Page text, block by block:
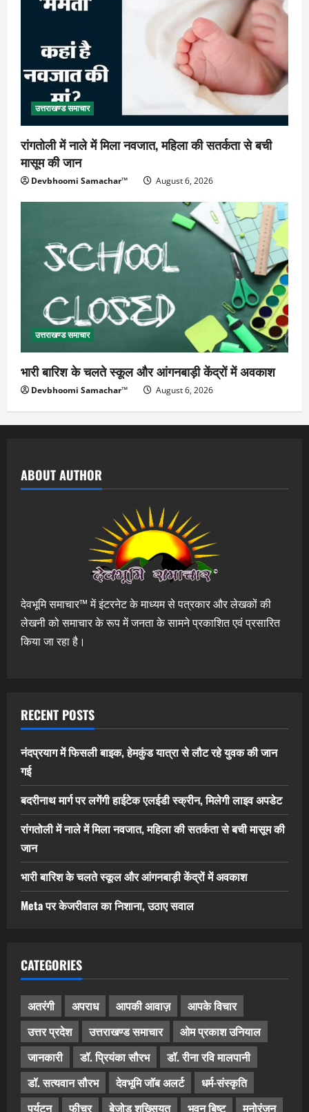
उत्तराखण्ड समाचार
रांगतोली में नाले में मिला नवजात, महिला की सतर्कता से बची
मासूम की जान
Devbhoomi Samachar™ August 6, 2026
उत्तराखण्ड समाचार
भारी बारिश के चलते स्कूल और आंगनबाड़ी केंद्रों में अवकाश
Devbhoomi Samachar™ August 6, 2026
ABOUT AUTHOR
देवभूमि समाचार™ में इंटरनेट के माध्यम से पत्रकार और लेखकों की
लेखनी को समाचार के रूप में जनता के सामने प्रकाशित एवं प्रसारित
किया जा रहा है।
RECENT POSTS
नंदप्रयाग में फिसली बाइक, हेमकुंड यात्रा से लौट रहे युवक की जान
गई
बदरीनाथ मार्ग पर लगेंगी हाईटेक एलईडी स्क्रीन, मिलेगी लाइव अपडेट
रांगतोली में नाले में मिला नवजात, महिला की सतर्कता से बची मासूम की
जान
भारी बारिश के चलते स्कूल और आंगनबाड़ी केंद्रों में अवकाश
Meta पर केजरीवाल का निशाना, उठाए सवाल
CATEGORIES
अतरंगी अपराध आपकी आवाज़
आपके विचार
उत्तर प्रदेश
उत्तराखण्ड समाचार
ओम प्रकाश उनियाल
जानकारी
डॉ. प्रियंका सौरभ
डॉ. रीना रवि मालपानी
डॉ. सत्यवान सौरभ
देवभूमि जॉब अलर्ट
धर्म-संस्कृति
पर्यटन
फीचर बेजोड़ शख्सियत भुवन बिष्ट मनोरंजन